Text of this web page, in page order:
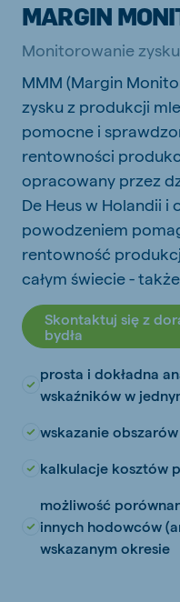
MARGIN
Monitorowanie
MMM (Margin
zysku z produkcji
pomocne i
rentowności
opracowany przez
De Heus w Holandii i
powodzeniem
rentowność
całym świecie -
Skontaktuj się z
bydła
prosta i dokładna
wskaźników w
wskazanie
kalkulacje kosztów
możliwość
innych hodowców
wskazanym okresie